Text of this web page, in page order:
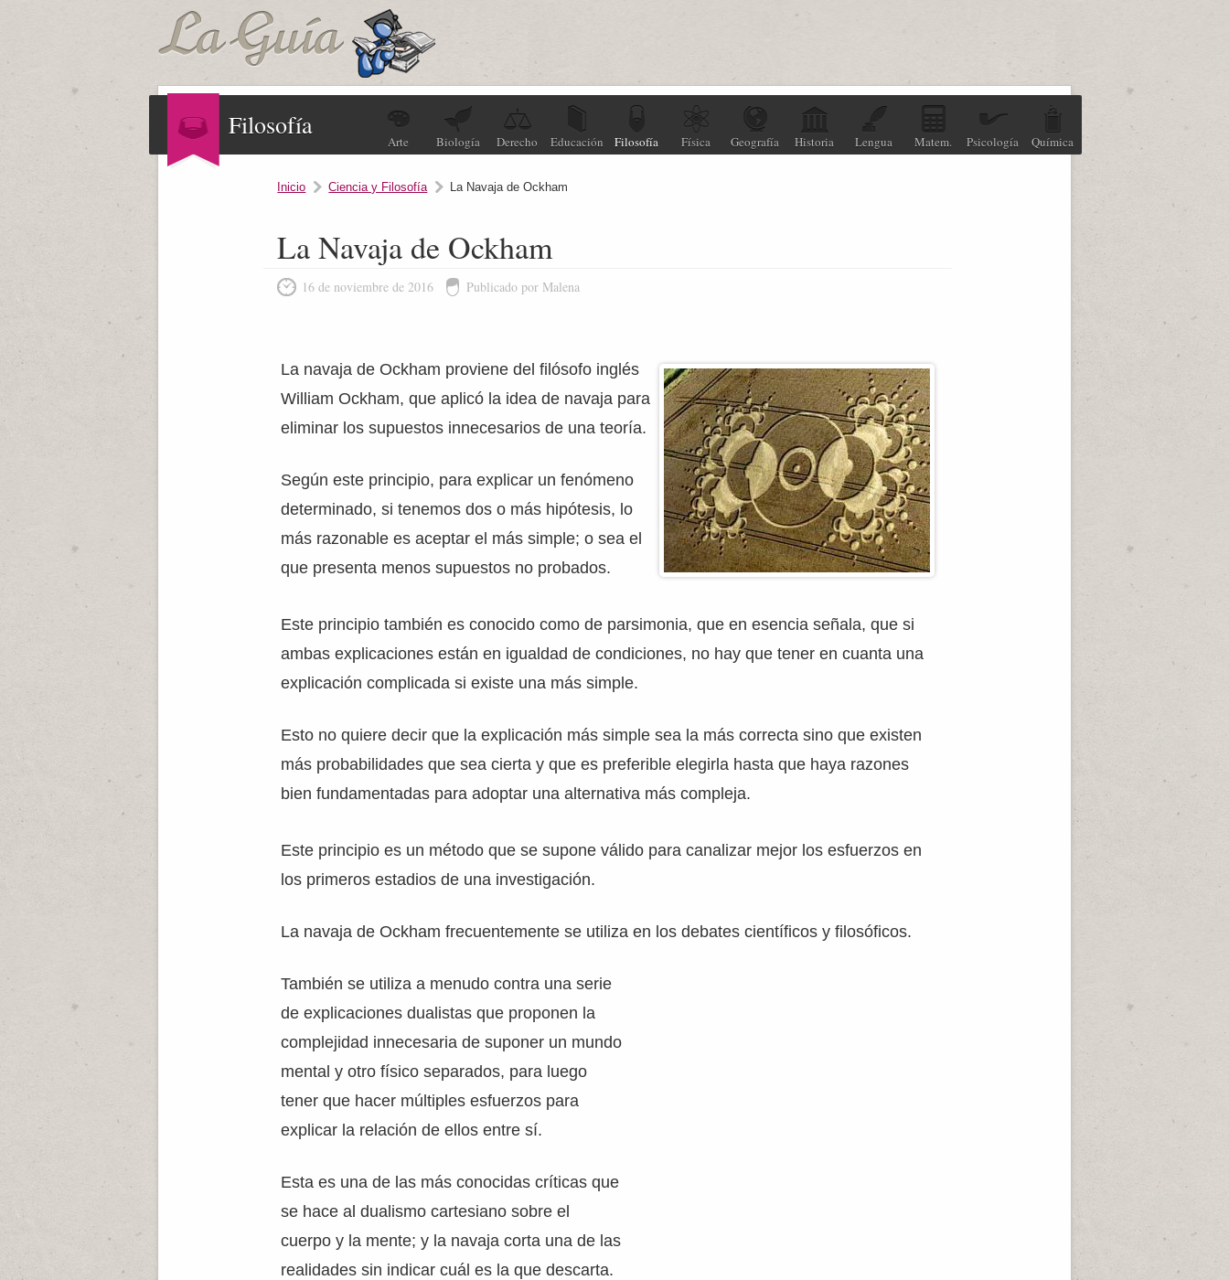
Filosofía
Arte Biología Derecho Educación Filosofía Física Geografía Historia Lengua Matem. Psicología Química
Inicio Ciencia y Filosofía La Navaja de Ockham
La Navaja de Ockham
16 de noviembre de 2016 Publicado por Malena
La navaja de Ockham proviene del filósofo inglés
William Ockham, que aplicó la idea de navaja para
eliminar los supuestos innecesarios de una teoría.
Según este principio, para explicar un fenómeno
determinado, si tenemos dos o más hipótesis, lo
más razonable es aceptar el más simple; o sea el
que presenta menos supuestos no probados.
Este principio también es conocido como de parsimonia, que en esencia señala, que si
ambas explicaciones están en igualdad de condiciones, no hay que tener en cuanta una
explicación complicada si existe una más simple.
Esto no quiere decir que la explicación más simple sea la más correcta sino que existen
más probabilidades que sea cierta y que es preferible elegirla hasta que haya razones
bien fundamentadas para adoptar una alternativa más compleja.
Este principio es un método que se supone válido para canalizar mejor los esfuerzos en
los primeros estadios de una investigación.
La navaja de Ockham frecuentemente se utiliza en los debates científicos y filosóficos.
También se utiliza a menudo contra una serie
de explicaciones dualistas que proponen la
complejidad innecesaria de suponer un mundo
mental y otro físico separados, para luego
tener que hacer múltiples esfuerzos para
explicar la relación de ellos entre sí.
Esta es una de las más conocidas críticas que
se hace al dualismo cartesiano sobre el
cuerpo y la mente; y la navaja corta una de las
realidades sin indicar cuál es la que descarta.